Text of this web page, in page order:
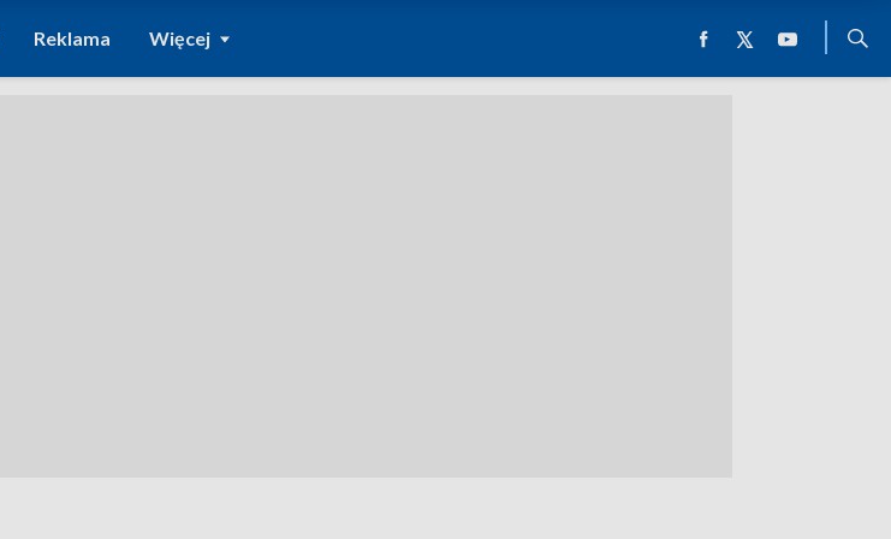
Reklama Więcej